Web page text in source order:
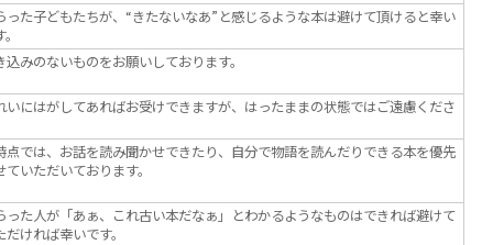
った子どもたちが、“きたないなあ”と感じるような本は避けて頂けると幸い
込みのないものをお願いしております。
いにはがしてあればお受けできますが、はったままの状態ではご遠慮くださ
点では、お話を読み聞かせできたり、自分で物語を読んだりできる本を優先
ていただいております。
った人が「あぁ、これ古い本だなぁ」とわかるようなものはできれば避けて
だければ幸いです。